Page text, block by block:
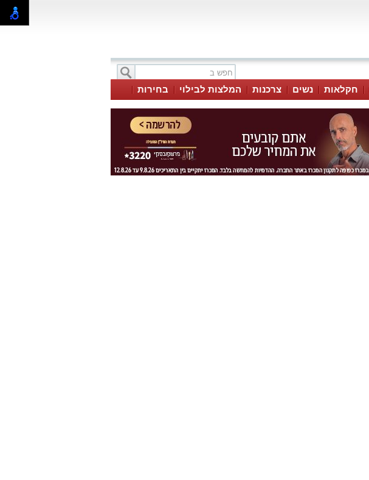
חקלאות נשים צרכנות המלצות לבילוי
בחירות